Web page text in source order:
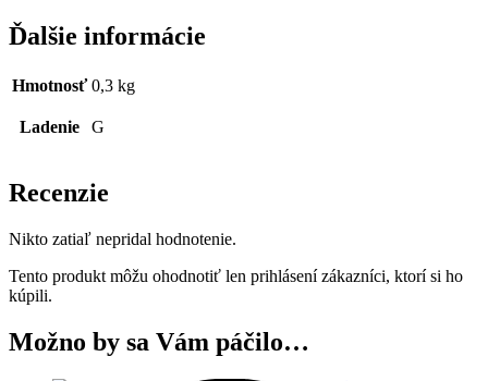
Ďalšie informácie
Hmotnosť 0,3 kg
Ladenie G
Recenzie
Nikto zatiaľ nepridal hodnotenie.
Tento produkt môžu ohodnotiť len prihlásení zákazníci, ktorí si ho
kúpili.
Možno by sa Vám páčilo…